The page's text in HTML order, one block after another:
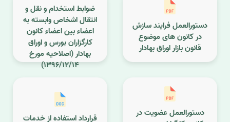
دستورالعمل فرایند سازش
در کانون های موضوع
قانون بازار اوراق بهادار
ضوابط استخدام و نقل و
انتقال اشخاص وابسته به
اعضاء بین اعضاء کانون
کارگزاران بورس و اوراق
بهادار (اصلاحیه مورخ
1396/12/14)
دستورالعمل عضویت در
قرارداد استفاده از خدمات